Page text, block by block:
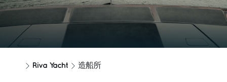
Riva Yacht 造船所